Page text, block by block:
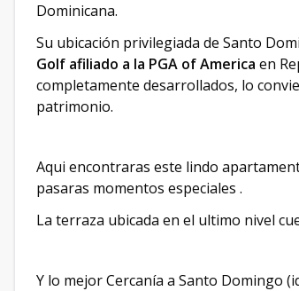
Dominicana.
Su ubicación privilegiada de Santo
Golf afiliado a la PGA of America en
completamente desarrollados, lo
patrimonio.
Aqui encontraras este lindo
pasaras momentos especiales .
La terraza ubicada en el ultimo nivel
Y lo mejor Cercanía a Santo Domingo